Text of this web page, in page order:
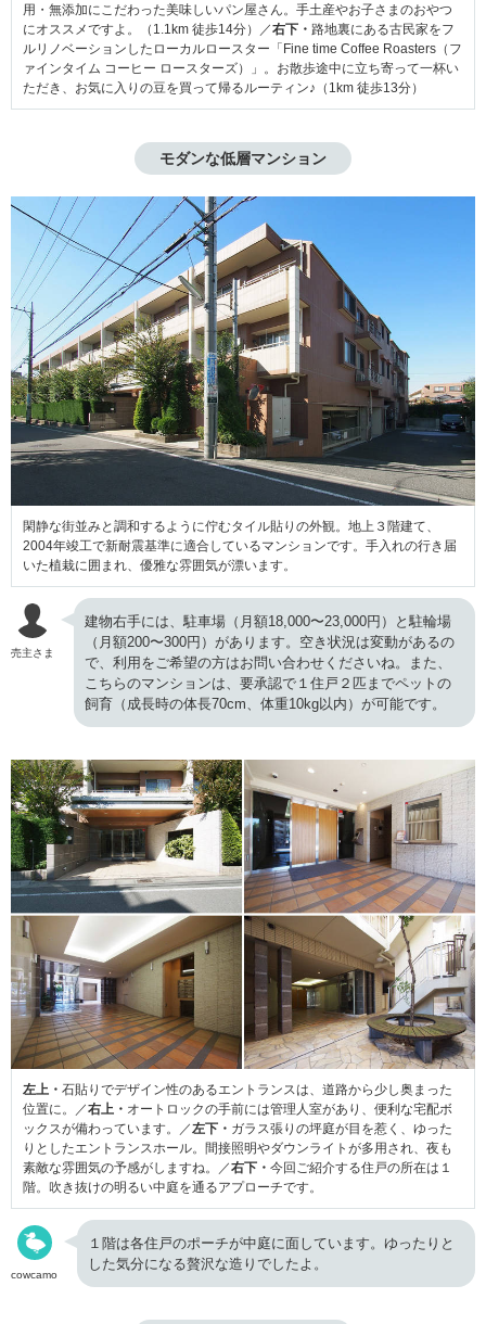
用・無添加にこだわった美味しいパン屋さん。手土産やお子さまのおやつ
にオススメですよ。（1.1km 徒歩14分）／右下・ 路地裏にある古民家をフ
ルリノベーションしたローカルロースター「Fine time Coffee Roasters（フ
ァインタイム コーヒー ロースターズ）」。お散歩途中に立ち寄って一杯い
ただき、お気に入りの豆を買って帰るルーティン♪（1km 徒歩13分）
モダンな低層マンション
閑静な街並みと調和するように佇むタイル貼りの外観。地上３階建て、
2004年竣工で新耐震基準に適合しているマンションです。手入れの行き届
いた植栽に囲まれ、優雅な雰囲気が漂います。
売主さま
建物右手には、駐車場（月額18,000〜23,000円）と駐輪場
（月額200〜300円）があります。空き状況は変動があるの
で、利用をご希望の方はお問い合わせくださいね。また、
こちらのマンションは、要承認で１住戸２匹までペットの
飼育（成長時の体長70cm、体重10kg以内）が可能です。
左上・ 石貼りでデザイン性のあるエントランスは、道路から少し奥まった
位置に。／右上・ オートロックの手前には管理人室があり、便利な宅配ボ
ックスが備わっています。／左下・ ガラス張りの坪庭が目を惹く、ゆった
りとしたエントランスホール。間接照明やダウンライトが多用され、夜も
素敵な雰囲気の予感がしますね。／右下・ 今回ご紹介する住戸の所在は１
階。吹き抜けの明るい中庭を通るアプローチです。
cowcamo
１階は各住戸のポーチが中庭に面しています。ゆったりと
した気分になる贅沢な造りでしたよ。